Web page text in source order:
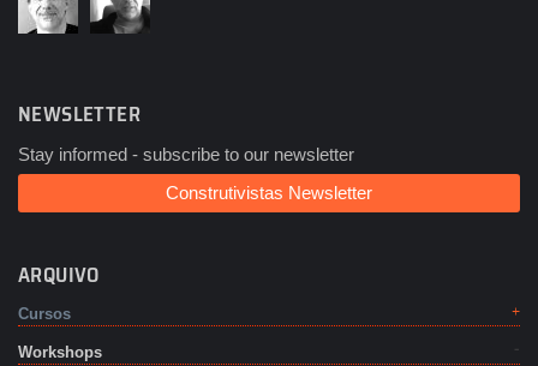
NEWSLETTER
Stay informed - subscribe to our newsletter
Construtivistas Newsletter
ARQUIVO
Cursos
Workshops